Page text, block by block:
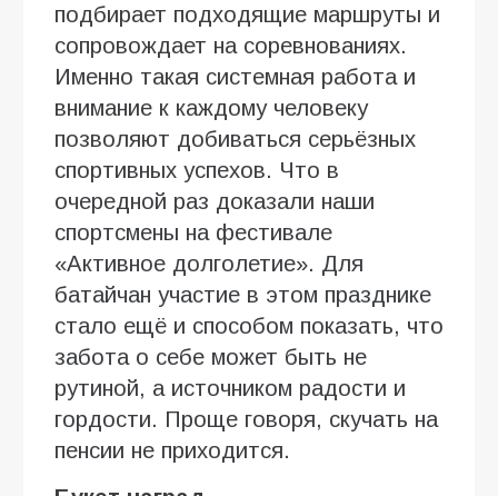
подбирает подходящие маршруты и
сопровождает на соревнованиях.
Именно такая системная работа и
внимание к каждому человеку
позволяют добиваться серьёзных
спортивных успехов. Что в
очередной раз доказали наши
спортсмены на фестивале
«Активное долголетие». Для
батайчан участие в этом празднике
стало ещё и способом показать, что
забота о себе может быть не
рутиной, а источником радости и
гордости. Проще говоря, скучать на
пенсии не приходится.